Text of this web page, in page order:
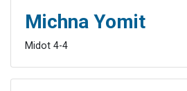
Michna Yomit
Midot 4-4